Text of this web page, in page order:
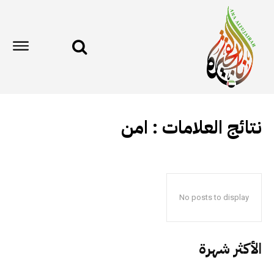
نتائج العلامات : امن
No posts to display
الأكثر شهرة